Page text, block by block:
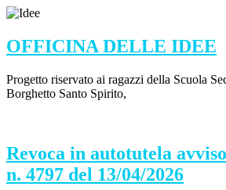
OFFICINA DELLE IDEE
Progetto riservato ai ragazzi della Scuola
Borghetto Santo Spirito,
Revoca in autotutela
n. 4797 del 13/04/2026